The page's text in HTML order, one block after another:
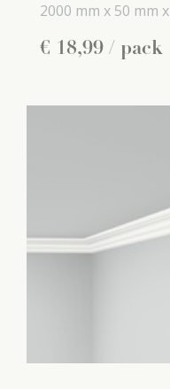
2000 mm x 50 mm x
€ 18,99 / pack